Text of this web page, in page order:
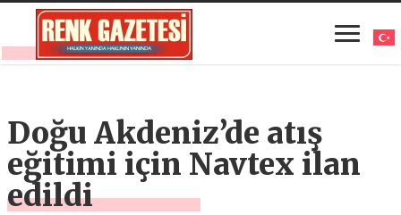
Doğu Akdeniz’de atış
eğitimi için Navtex ilan
edildi